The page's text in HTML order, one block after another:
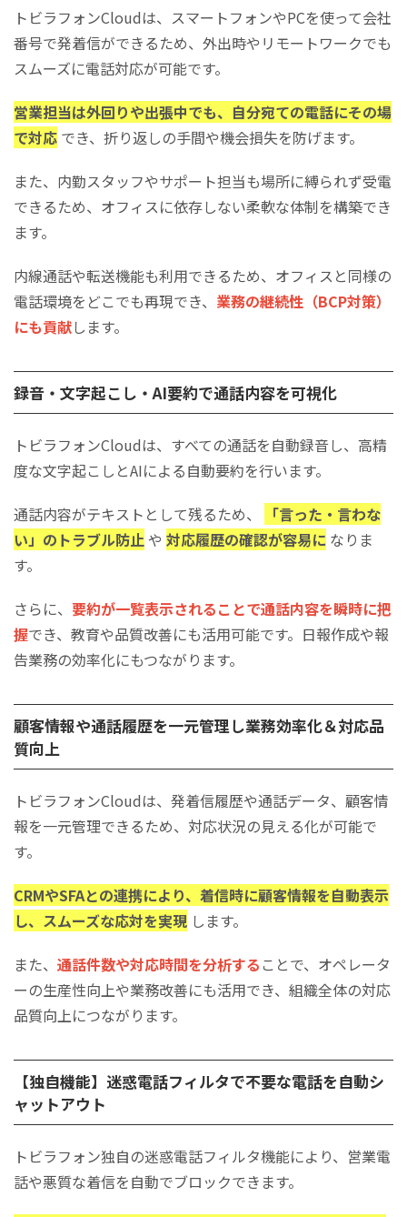
トビラフォンCloudは、スマートフォンやPCを使って会社
番号で発着信ができるため、外出時やリモートワークでも
スムーズに電話対応が可能です。
営業担当は外回りや出張中でも、自分宛ての電話にその場
で対応 でき、折り返しの手間や機会損失を防げます。
また、内勤スタッフやサポート担当も場所に縛られず受電
できるため、オフィスに依存しない柔軟な体制を構築でき
ます。
内線通話や転送機能も利用できるため、オフィスと同様の
電話環境をどこでも再現でき、 業務の継続性（BCP対策）
にも貢献します。
録音・文字起こし・AI要約で通話内容を可視化
トビラフォンCloudは、すべての通話を自動録音し、高精
度な文字起こしとAIによる自動要約を行います。
通話内容がテキストとして残るため、
「言った・言わな
い」のトラブル防止や 対応履歴の確認が容易に なりま
す。
さらに、 要約が一覧表示されることで通話内容を瞬時に把
握でき、教育や品質改善にも活用可能です。日報作成や報
告業務の効率化にもつながります。
顧客情報や通話履歴を一元管理し業務効率化＆対応品
質向上
トビラフォンCloudは、発着信履歴や通話データ、顧客情
報を一元管理できるため、対応状況の見える化が可能で
す。
CRMやSFAとの連携により、着信時に顧客情報を自動表示
し、スムーズな応対を実現 します。
また、 通話件数や対応時間を分析する ことで、オペレータ
ーの生産性向上や業務改善にも活用でき、組織全体の対応
品質向上につながります。
【独自機能】迷惑電話フィルタで不要な電話を自動シ
ャットアウト
トビラフォン独自の迷惑電話フィルタ機能により、営業電
話や悪質な着信を自動でブロックできます。